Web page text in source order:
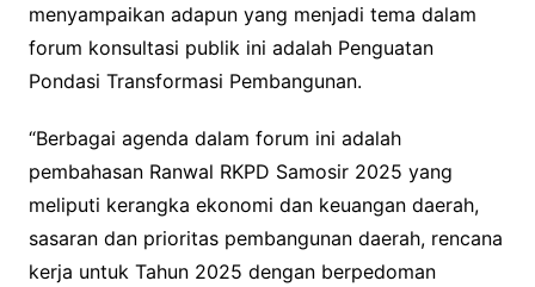
menyampaikan adapun yang menjadi tema dalam
forum konsultasi publik ini adalah Penguatan
Pondasi Transformasi Pembangunan.
“Berbagai agenda dalam forum ini adalah
pembahasan Ranwal RKPD Samosir 2025 yang
meliputi kerangka ekonomi dan keuangan daerah,
sasaran dan prioritas pembangunan daerah, rencana
kerja untuk Tahun 2025 dengan berpedoman